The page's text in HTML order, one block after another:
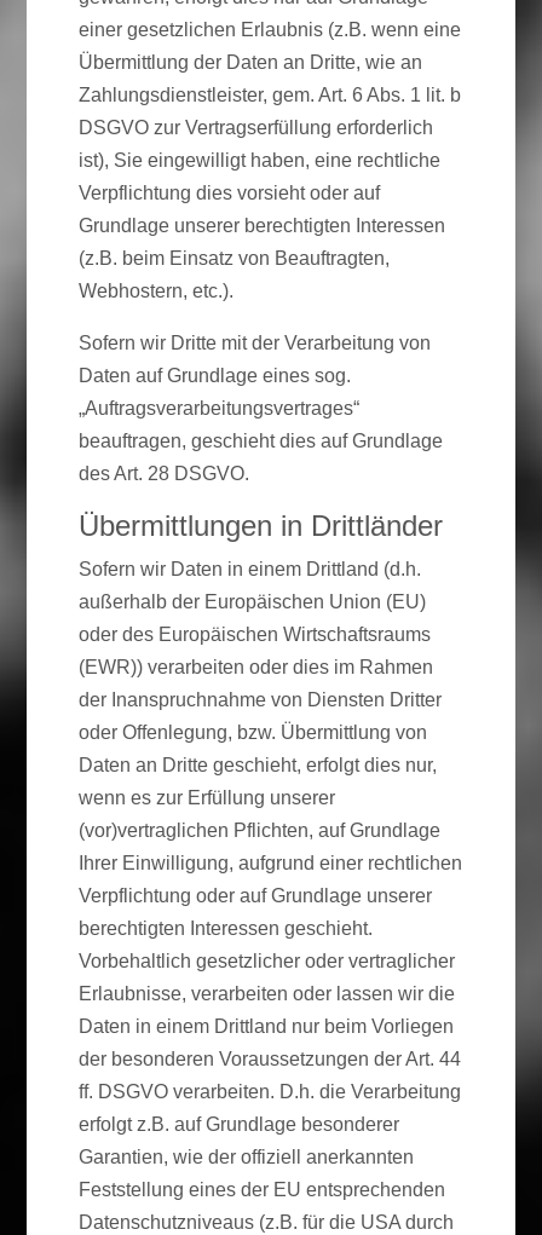
einer gesetzlichen Erlaubnis (z.B. wenn eine
Übermittlung der Daten an Dritte, wie an
Zahlungsdienstleister, gem. Art. 6 Abs. 1 lit. b
DSGVO zur Vertragserfüllung erforderlich
ist), Sie eingewilligt haben, eine rechtliche
Verpflichtung dies vorsieht oder auf
Grundlage unserer berechtigten Interessen
(z.B. beim Einsatz von Beauftragten,
Webhostern, etc.).
Sofern wir Dritte mit der Verarbeitung von
Daten auf Grundlage eines sog.
„Auftragsverarbeitungsvertrages“
beauftragen, geschieht dies auf Grundlage
des Art. 28 DSGVO.
Übermittlungen in Drittländer
Sofern wir Daten in einem Drittland (d.h.
außerhalb der Europäischen Union (EU)
oder des Europäischen Wirtschaftsraums
(EWR)) verarbeiten oder dies im Rahmen
der Inanspruchnahme von Diensten Dritter
oder Offenlegung, bzw. Übermittlung von
Daten an Dritte geschieht, erfolgt dies nur,
wenn es zur Erfüllung unserer
(vor)vertraglichen Pflichten, auf Grundlage
Ihrer Einwilligung, aufgrund einer rechtlichen
Verpflichtung oder auf Grundlage unserer
berechtigten Interessen geschieht.
Vorbehaltlich gesetzlicher oder vertraglicher
Erlaubnisse, verarbeiten oder lassen wir die
Daten in einem Drittland nur beim Vorliegen
der besonderen Voraussetzungen der Art. 44
ff. DSGVO verarbeiten. D.h. die Verarbeitung
erfolgt z.B. auf Grundlage besonderer
Garantien, wie der offiziell anerkannten
Feststellung eines der EU entsprechenden
Datenschutzniveaus (z.B. für die USA durch